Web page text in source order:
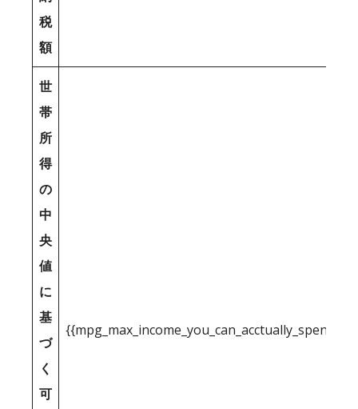
税
額
世
帯
所
得
の
中
央
値
に
基
づ
く
可